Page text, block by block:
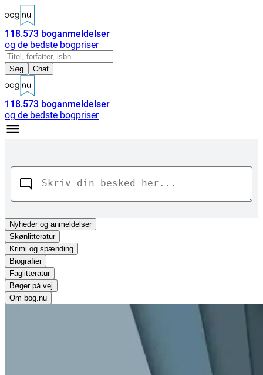
118.573 boganmeldelser
og de bedste bogpriser
Søg Chat
118.573 boganmeldelser
og de bedste bogpriser
Nyhederog anmeldelser
Skønlitteratur
Krimi og spænding
Biografier
Faglitteratur
Bøger på vej
Om bog.nu